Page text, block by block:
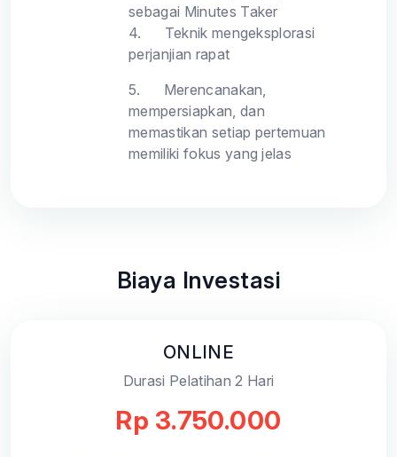
sebagai Minutes Taker
4.
Teknik mengeksplorasi
perjanjian rapat
5.
Merencanakan,
mempersiapkan, dan
memastikan setiap pertemuan
memiliki fokus yang jelas
Biaya Investasi
ONLINE
Durasi Pelatihan 2 Hari
Rp 3.750.000